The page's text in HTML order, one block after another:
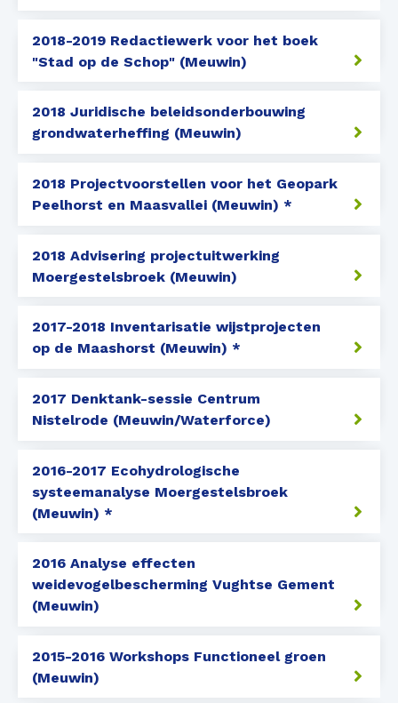
2018-2019 Redactiewerk voor het boek
"Stad op de Schop" (Meuwin)
2018 Juridische beleidsonderbouwing
grondwaterheffing (Meuwin)
2018 Projectvoorstellen voor het Geopark
Peelhorst en Maasvallei (Meuwin) *
2018 Advisering projectuitwerking
Moergestelsbroek (Meuwin)
2017-2018 Inventarisatie wijstprojecten
op de Maashorst (Meuwin) *
2017 Denktank-sessie Centrum
Nistelrode (Meuwin/Waterforce)
2016-2017 Ecohydrologische
systeemanalyse Moergestelsbroek
(Meuwin) *
2016 Analyse effecten
weidevogelbescherming Vughtse Gement
(Meuwin)
2015-2016 Workshops Functioneel groen
(Meuwin)